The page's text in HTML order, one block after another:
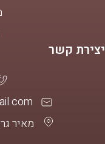
יצירת קשר
מאיר גרשון 32, פסגת